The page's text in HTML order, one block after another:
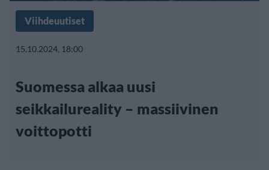
Viihdeuutiset
15.10.2024, 18:00
Suomessa alkaa uusi
seikkailureality – massiivinen
voittopotti